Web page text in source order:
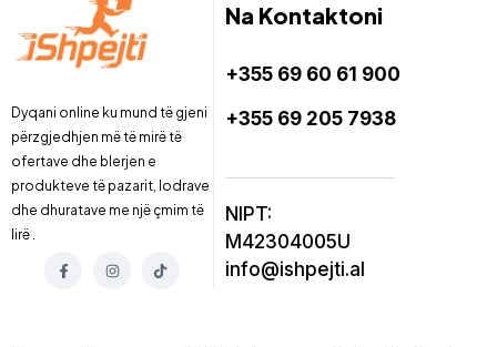
Dyqani online ku mund të gjeni
përzgjedhjen më të mirë të
ofertave dhe blerjen e
produkteve të pazarit, lodrave
dhe dhuratave me një çmim të
lirë .
Na Kontaktoni
+355 69 60 61 900
+355 69 205 7938
NIPT:
M42304005U
info@ishpejti.al